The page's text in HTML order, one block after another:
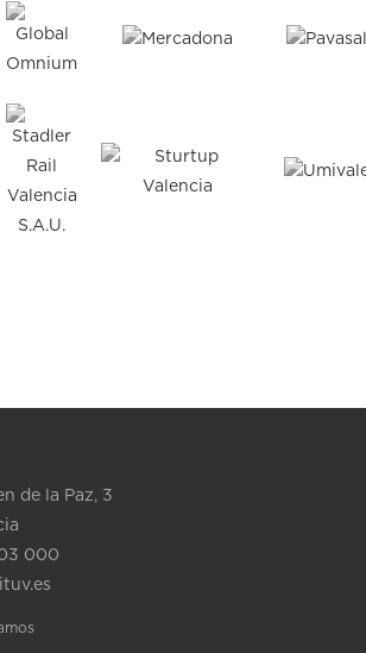
de la Paz, 3
000